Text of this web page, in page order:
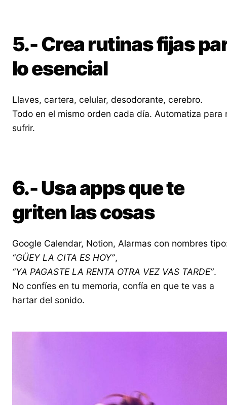
5.- Crea rutinas fijas
lo esencial
Llaves, cartera, celular, desodorante, cerebro.
Todo en el mismo orden cada día. Automatiza para
sufrir.
6.- Usa apps que te
griten las cosas
Google Calendar, Notion, Alarmas con nombres
“GÜEY LA CITA ES HOY”,
“YA PAGASTE LA RENTA OTRA VEZ VAS TARDE”.
No confíes en tu memoria, confía en que te vas a
hartar del sonido.